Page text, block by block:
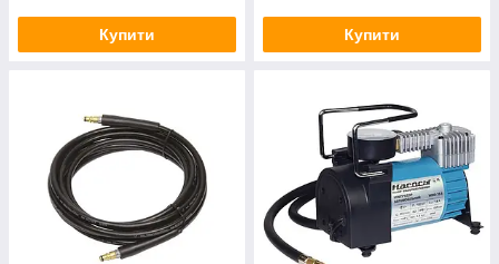
Купити Купити